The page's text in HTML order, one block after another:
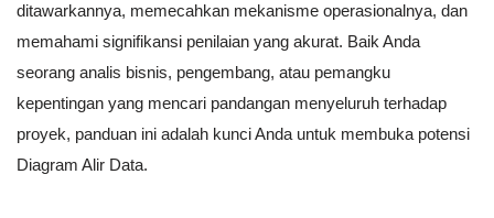
ditawarkannya, memecahkan mekanisme operasionalnya, dan
memahami signifikansi penilaian yang akurat. Baik Anda
seorang analis bisnis, pengembang, atau pemangku
kepentingan yang mencari pandangan menyeluruh terhadap
proyek, panduan ini adalah kunci Anda untuk membuka potensi
Diagram Alir Data.